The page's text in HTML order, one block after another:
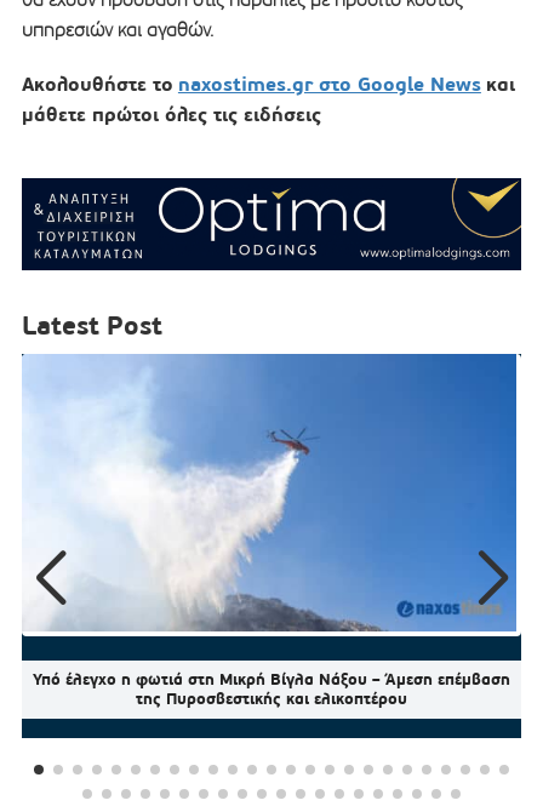
υπηρεσιών και αγαθών.
Ακολουθήστε το naxostimes.gr στο Google News και
μάθετε πρώτοι όλες τις ειδήσεις
Latest Post
Υπό έλεγχο η φωτιά στη Μικρή Βίγλα Νάξου – Άμεση επέμβαση
της Πυροσβεστικής και ελικοπτέρου